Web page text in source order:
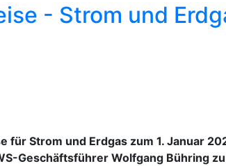
- Strom und
für Strom und Erdgas zum 1. Januar
Geschäftsführer Wolfgang Bühring